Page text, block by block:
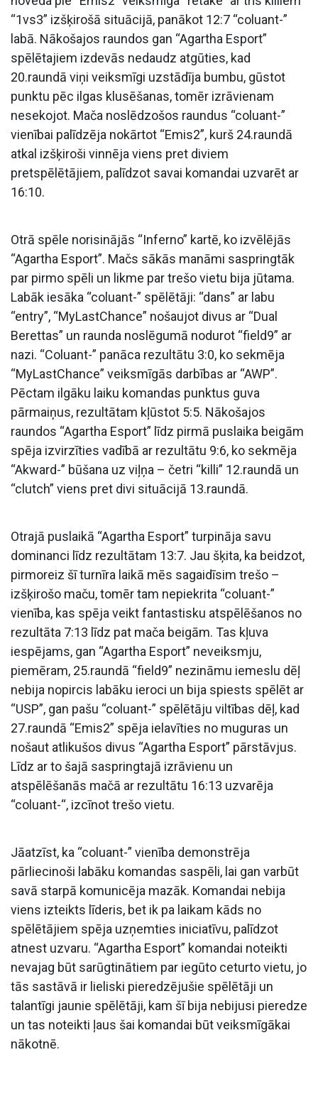
“1vs3” izšķirošā situācijā, panākot 12:7 “coluant-”
labā. Nākošajos raundos gan “Agartha Esport”
spēlētajiem izdevās nedaudz atgūties, kad
20.raundā viņi veiksmīgi uzstādīja bumbu, gūstot
punktu pēc ilgas klusēšanas, tomēr izrāvienam
nesekojot. Mača noslēdzošos raundus “coluant-”
vienībai palīdzēja nokārtot “Emis2”, kurš 24.raundā
atkal izšķiroši vinnēja viens pret diviem
pretspēlētājiem, palīdzot savai komandai uzvarēt ar
16:10.
Otrā spēle norisinājās “Inferno” kartē, ko izvēlējās
“Agartha Esport”. Mačs sākās manāmi saspringtāk
par pirmo spēli un likme par trešo vietu bija jūtama.
Labāk iesāka “coluant-” spēlētāji: “dans” ar labu
“entry”, “MyLastChance” nošaujot divus ar “Dual
Berettas” un raunda noslēgumā nodurot “field9” ar
nazi. “Coluant-” panāca rezultātu 3:0, ko sekmēja
“MyLastChance” veiksmīgās darbības ar “AWP”.
Pēctam ilgāku laiku komandas punktus guva
pārmaiņus, rezultātam kļūstot 5:5. Nākošajos
raundos “Agartha Esport” līdz pirmā puslaika beigām
spēja izvirzīties vadībā ar rezultātu 9:6, ko sekmēja
“Akward-” būšana uz viļņa – četri “killi” 12.raundā un
“clutch” viens pret divi situācijā 13.raundā.
Otrajā puslaikā “Agartha Esport” turpināja savu
dominanci līdz rezultātam 13:7. Jau šķita, ka beidzot,
pirmoreiz šī turnīra laikā mēs sagaidīsim trešo –
izšķirošo maču, tomēr tam nepiekrita “coluant-”
vienība, kas spēja veikt fantastisku atspēlēšanos no
rezultāta 7:13 līdz pat mača beigām. Tas kļuva
iespējams, gan “Agartha Esport” neveiksmju,
piemēram, 25.raundā “field9” nezināmu iemeslu dēļ
nebija nopircis labāku ieroci un bija spiests spēlēt ar
“USP”, gan pašu “coluant-” spēlētāju viltības dēļ, kad
27.raundā “Emis2” spēja ielavīties no muguras un
nošaut atlikušos divus “Agartha Esport” pārstāvjus.
Līdz ar to šajā saspringtajā izrāvienu un
atspēlēšanās mačā ar rezultātu 16:13 uzvarēja
“coluant-“, izcīnot trešo vietu.
Jāatzīst, ka “coluant-” vienība demonstrēja
pārliecinoši labāku komandas saspēli, lai gan varbūt
savā starpā komunicēja mazāk. Komandai nebija
viens izteikts līderis, bet ik pa laikam kāds no
spēlētājiem spēja uzņemties iniciatīvu, palīdzot
atnest uzvaru. “Agartha Esport” komandai noteikti
nevajag būt sarūgtinātiem par iegūto ceturto vietu, jo
tās sastāvā ir lieliski pieredzējušie spēlētāji un
talantīgi jaunie spēlētāji, kam šī bija nebijusi pieredze
un tas noteikti ļaus šai komandai būt veiksmīgākai
nākotnē.